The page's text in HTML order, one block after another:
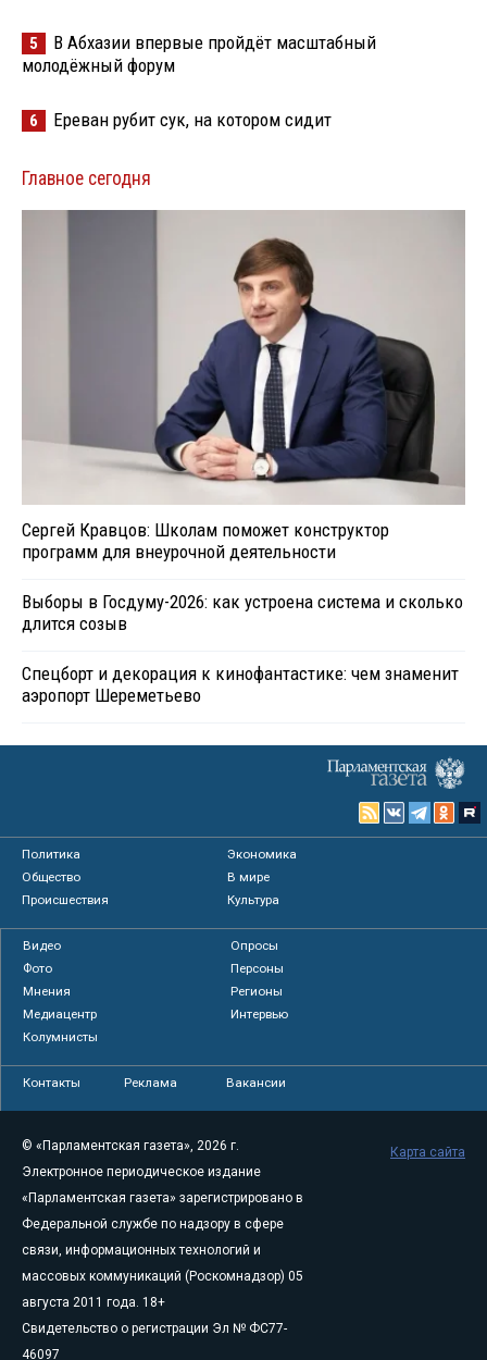
5
В Абхазии впервые пройдёт масштабный
молодёжный форум
6 Ереван рубит сук, на котором сидит
Главное сегодня
Сергей Кравцов: Школам поможет конструктор
программ для внеурочной деятельности
Выборы в Госдуму-2026: как устроена система и сколько
длится созыв
Спецборт и декорация к кинофантастике: чем знаменит
аэропорт Шереметьево
Политика
Экономика
Общество
В мире
Происшествия
Культура
Видео
Опросы
Фото
Персоны
Мнения
Регионы
Медиацентр
Интервью
Колумнисты
Контакты Реклама Вакансии
© «Парламентская газета», 2026 г.
Электронное периодическое издание
«Парламентская газета» зарегистрировано в
Федеральной службе по надзору в сфере
связи, информационных технологий и
массовых коммуникаций (Роскомнадзор) 05
августа 2011 года. 18+
Свидетельство о регистрации Эл № ФС77-
46097
Карта сайта